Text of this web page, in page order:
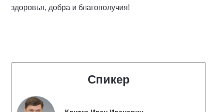
здоровья, добра и благополучия!
Спикер